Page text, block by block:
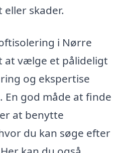
skader.
i Nørre
at vælge et pålideligt
og ekspertise
god måde at finde
at benytte
du kan søge efter